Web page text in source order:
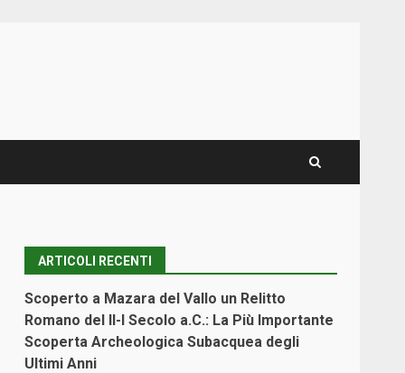
ARTICOLI RECENTI
Scoperto a Mazara del Vallo un Relitto
Romano del II-I Secolo a.C.: La Più Importante
Scoperta Archeologica Subacquea degli
Ultimi Anni